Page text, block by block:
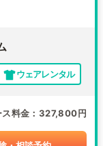
ウェアレンタル
ス料金 327,800円